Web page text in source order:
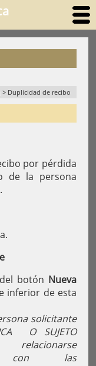
> Duplicidad de recibo
por pérdida
de la persona
botón Nueva
inferior de esta
solicitante
O SUJETO
con las